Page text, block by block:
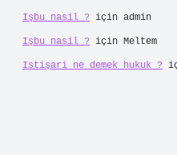
Işbu nasil ? için admin
Işbu nasil ? için Meltem
Istişari ne demek hukuk ?